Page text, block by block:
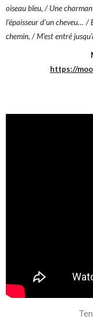
oiseau bleu, / Une
l’épaisseur d’un cheveu…
chemin, / M’est entré
https://